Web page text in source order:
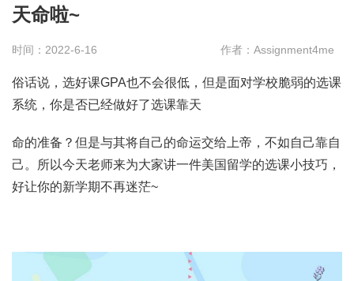
天命啦~
时间：2022-6-16 作者：Assignment4me
俗话说，选好课GPA也不会很低，但是面对学校脆弱的选课
系统，你是否已经做好了选课靠天
命的准备？但是与其将自己的命运交给上帝，不如自己靠自
己。所以今天老师来为大家讲一件美国留学的选课小技巧，
好让你的新学期不再迷茫~